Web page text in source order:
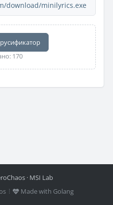
download/minilyrics.exe
170
· MSI Lab
⦙
Made with Golang